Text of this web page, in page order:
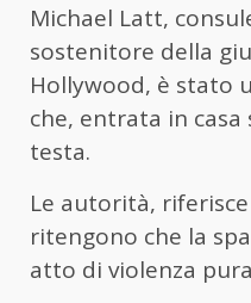
Michael Latt,
sostenitore della
Hollywood, è stato
che, entrata in casa
testa.
Le autorità,
ritengono che la
atto di violenza